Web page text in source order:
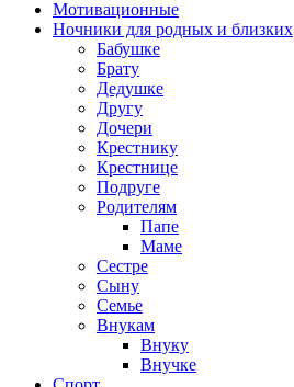
Мотивационные
Ночники для родных и близких
Бабушке
Брату
Дедушке
Другу
Дочери
Крестнику
Крестнице
Подруге
Родителям
Папе
Маме
Сестре
Сыну
Семье
Внукам
Внуку
Внучке